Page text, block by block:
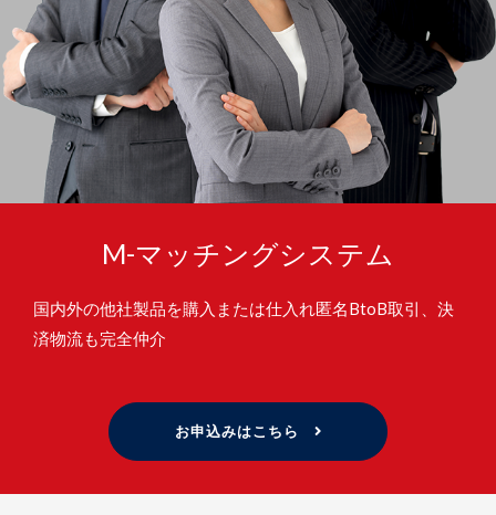
M-マッチングシステム
国内外の他社製品を購⼊または仕⼊れ匿名BtoB取引、決
済物流も完全仲介
お申込みはこちら